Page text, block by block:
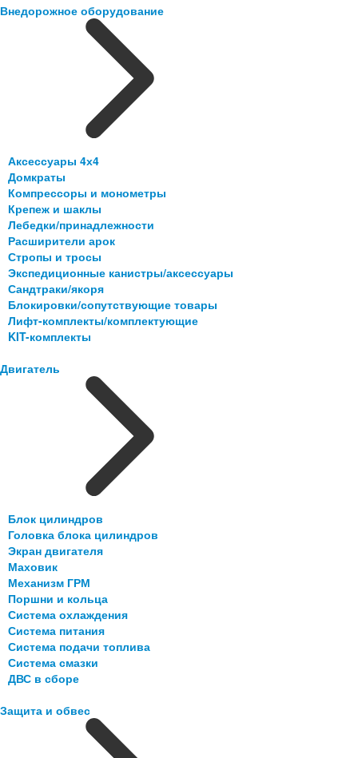
Внедорожное оборудование
Аксессуары 4х4
Домкраты
Компрессоры и монометры
Крепеж и шаклы
Лебедки/принадлежности
Расширители арок
Стропы и тросы
Экспедиционные канистры/аксессуары
Сандтраки/якоря
Блокировки/сопутствующие товары
Лифт-комплекты/комплектующие
KIT-комплекты
Двигатель
Блок цилиндров
Головка блока цилиндров
Экран двигателя
Маховик
Механизм ГРМ
Поршни и кольца
Система охлаждения
Система питания
Система подачи топлива
Система смазки
ДВС в сборе
Защита и обвес